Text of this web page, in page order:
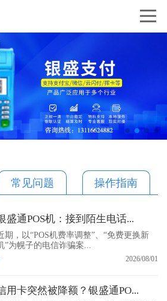
常见问题 操作指南
盛通POS机：接到陌生电话...
期，以“POS机费率调整”、“免费更换新
”为幌子的电信诈骗案...
2026/08/01
用卡突然被降额？银盛通PO...